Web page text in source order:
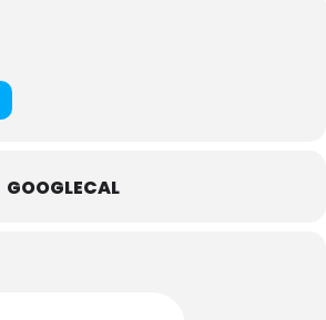
GOOGLECAL